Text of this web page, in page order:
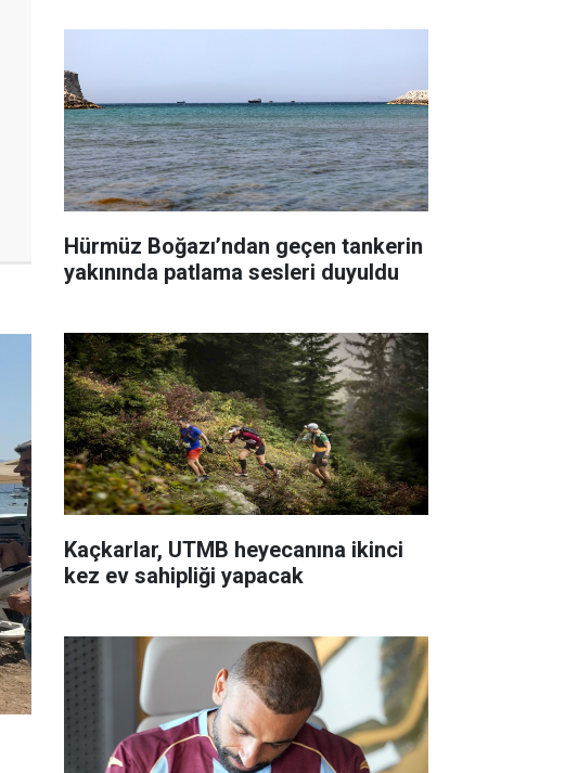
Hürmüz Boğazı’ndan geçen tankerin
yakınında patlama sesleri duyuldu
Kaçkarlar, UTMB heyecanına ikinci
kez ev sahipliği yapacak